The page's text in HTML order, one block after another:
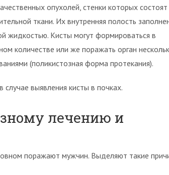
опухолей, стенки которых состоят
ткани. Их внутренняя полость
жидкостью. Кисты могут формироваться в
количестве или же поражать орган
(поликистозная форма протекания).
выявления кисты в почках.
лечению и
поражают мужчин. Выделяют такие